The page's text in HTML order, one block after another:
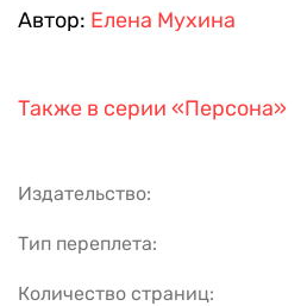
Автор: Елена Мухина
Также в серии «Персона»
Издательство:
Тип переплета:
Количество страниц: